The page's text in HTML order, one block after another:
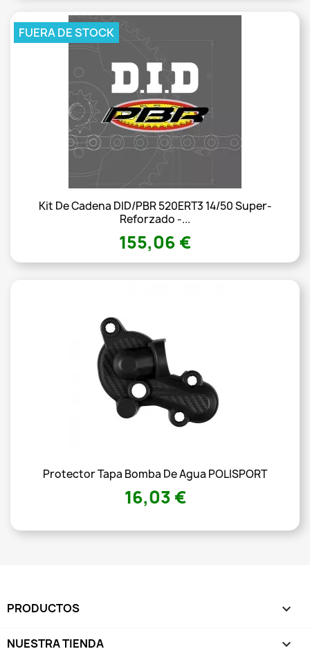
Kit De Cadena DID/PBR 520ERT3 14/50 Super-
Reforzado -...
155,06 €
FUERA DE STOCK
Protector Tapa Bomba De Agua POLISPORT
16,03 €
PRODUCTOS 
NUESTRA TIENDA 